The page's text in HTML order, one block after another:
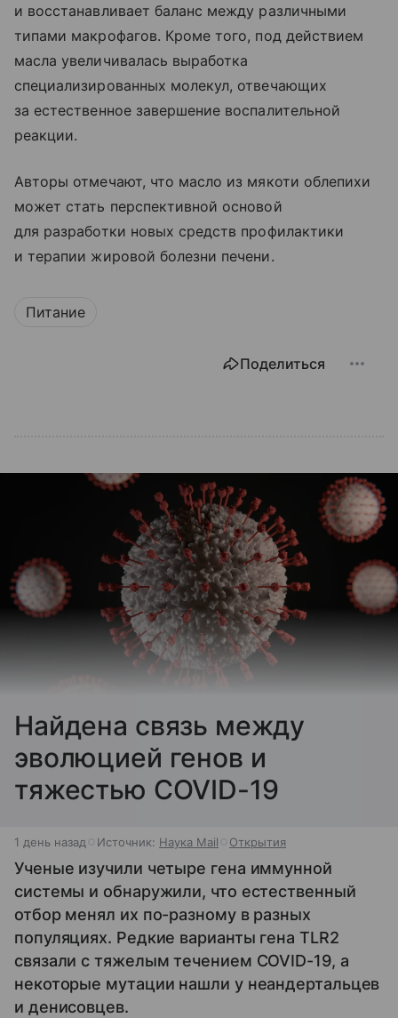
и восстанавливает баланс между различными
типами макрофагов. Кроме того, под действием
масла увеличивалась выработка
специализированных молекул, отвечающих
за естественное завершение воспалительной
реакции.
Авторы отмечают, что масло из мякоти облепихи
может стать перспективной основой
для разработки новых средств профилактики
и терапии жировой болезни печени.
Питание
Поделиться
Найдена связь между
эволюцией генов и
тяжестью COVID-19
1 день назад Источник: Наука Mail Открытия
Ученые изучили четыре гена иммунной
системы и обнаружили, что естественный
отбор менял их по-разному в разных
популяциях. Редкие варианты гена TLR2
связали с тяжелым течением COVID-19, а
некоторые мутации нашли у неандертальцев
и денисовцев.